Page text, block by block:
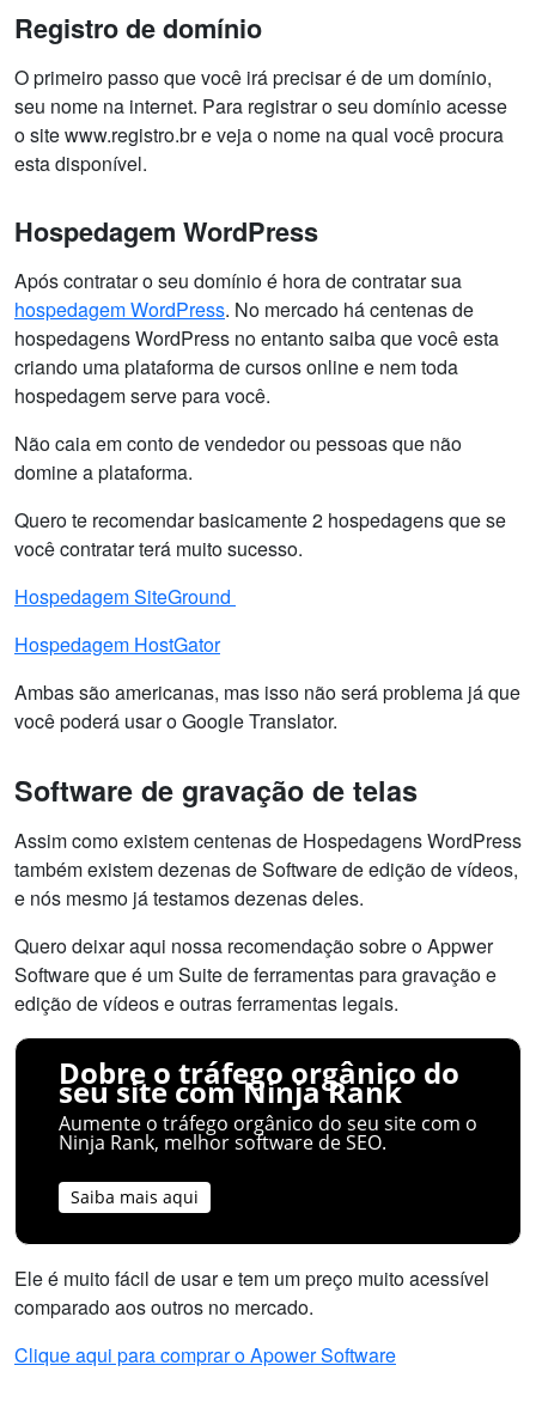
Registro de domínio
O primeiro passo que você irá precisar é de um domínio,
seu nome na internet. Para registrar o seu domínio acesse
o site www.registro.br e veja o nome na qual você procura
esta disponível.
Hospedagem WordPress
Após contratar o seu domínio é hora de contratar sua
hospedagem WordPress. No mercado há centenas de
hospedagens WordPress no entanto saiba que você esta
criando uma plataforma de cursos online e nem toda
hospedagem serve para você.
Não caia em conto de vendedor ou pessoas que não
domine a plataforma.
Quero te recomendar basicamente 2 hospedagens que se
você contratar terá muito sucesso.
Hospedagem SiteGround
Hospedagem HostGator
Ambas são americanas, mas isso não será problema já que
você poderá usar o Google Translator.
Software de gravação de telas
Assim como existem centenas de Hospedagens WordPress
também existem dezenas de Software de edição de vídeos,
e nós mesmo já testamos dezenas deles.
Quero deixar aqui nossa recomendação sobre o Appwer
Software que é um Suite de ferramentas para gravação e
edição de vídeos e outras ferramentas legais.
Dobre o tráfego orgânico do
seu site com Ninja Rank
Aumente o tráfego orgânico do seu site com o
Ninja Rank, melhor software de SEO.
Saiba mais aqui
Ele é muito fácil de usar e tem um preço muito acessível
comparado aos outros no mercado.
Clique aqui para comprar o Apower Software